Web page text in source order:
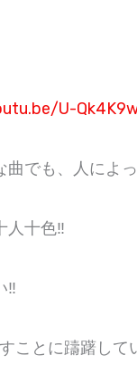
U-
曲でも、人によ
人十色‼️⁡
‼️⁡⁡
ことに躊躇して